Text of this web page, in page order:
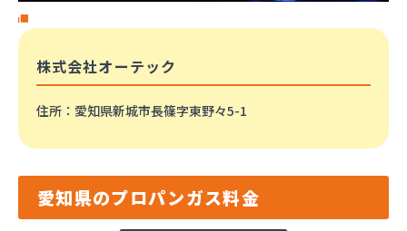
株式会社オーテック
住所 ：愛知県新城市長篠字東野々5-1
愛知県のプロパンガス料金